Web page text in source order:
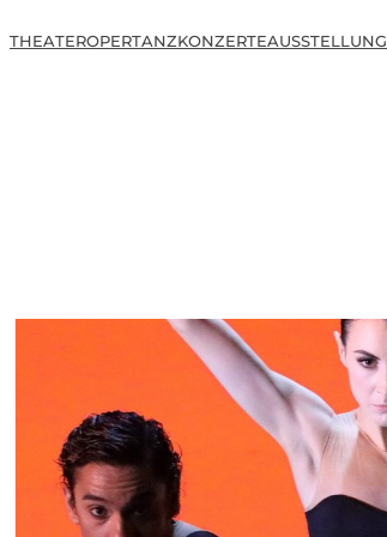
THEATEROPERTANZKONZERTEAUSSTELLUNG